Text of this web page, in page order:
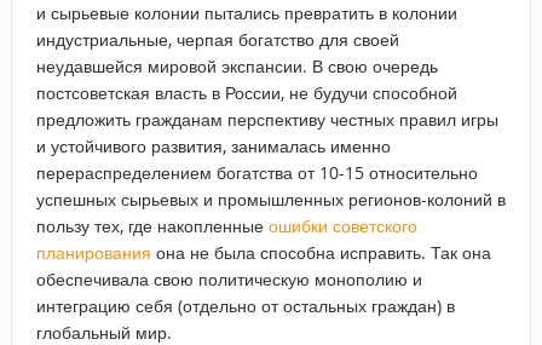
и сырьевые колонии пытались превратить в колонии
индустриальные, черпая богатство для своей
неудавшейся мировой экспансии. В свою очередь
постсоветская власть в России, не будучи способной
предложить гражданам перспективу честных правил игры
и устойчивого развития, занималась именно
перераспределением богатства от 10-15 относительно
успешных сырьевых и промышленных регионов-колоний в
пользу тех, где накопленные ошибки советского
планирования она не была способна исправить. Так она
обеспечивала свою политическую монополию и
интеграцию себя (отдельно от остальных граждан) в
глобальный мир.